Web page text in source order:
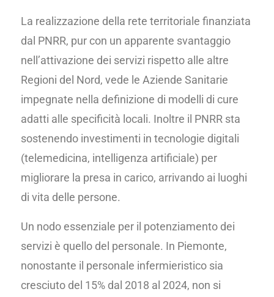
La realizzazione della rete territoriale finanziata
dal PNRR, pur con un apparente svantaggio
nell’attivazione dei servizi rispetto alle altre
Regioni del Nord, vede le Aziende Sanitarie
impegnate nella definizione di modelli di cure
adatti alle specificità locali. Inoltre il PNRR sta
sostenendo investimenti in tecnologie digitali
(telemedicina, intelligenza artificiale) per
migliorare la presa in carico, arrivando ai luoghi
di vita delle persone.
Un nodo essenziale per il potenziamento dei
servizi è quello del personale. In Piemonte,
nonostante il personale infermieristico sia
cresciuto del 15% dal 2018 al 2024, non si